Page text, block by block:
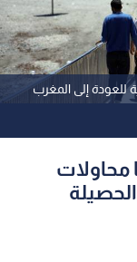
إلى المغرب
محاولات
141 وفاة والحصيلة